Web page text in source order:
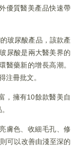
優質醫美產品快速帶
玻尿酸產品，該款產
尿酸是兩大醫美界的
醫藥新的增長高潮。
注冊批文。
，擁有10餘款醫美自
膚色、收細毛孔、修
可以改善由淺至深的